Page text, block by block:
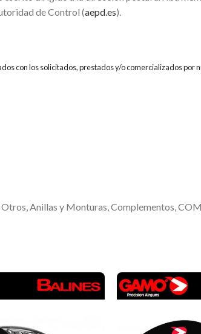
de Control (aepd.es).
con los solicitados, prestados y/o comercializados
Otros Anillas y Monturas Complementos